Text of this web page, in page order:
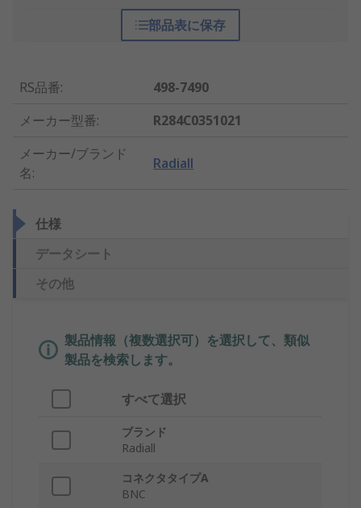
部品表に保存
RS品番:
498-7490
メーカー型番:
R284C0351021
メーカー/ブランド
名:
Radiall
仕様
データシート
その他
製品情報（複数選択可）を選択して、類似
製品を検索します。
すべて選択
ブランド
Radiall
コネクタタイプA
BNC